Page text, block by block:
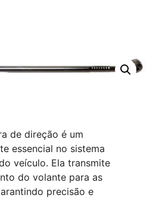
de direção é um
essencial no sistema
veículo. Ela transmite
do volante para as
precisão e